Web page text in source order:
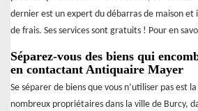
dernier est un expert du débarras de maison et
de frais. Ses services sont gratuits ! Pour en
Séparez-vous des biens qui
en contactant Antiquaire Mayer
Se séparer de biens que vous n’utiliser pas est
nombreux propriétaires dans la ville de Burcy,